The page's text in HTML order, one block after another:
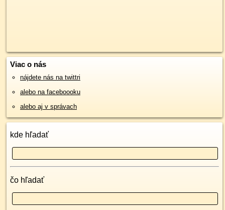
Viac o nás
nájdete nás na twittri
alebo na faceboooku
alebo aj v správach
kde hľadať
čo hľadať